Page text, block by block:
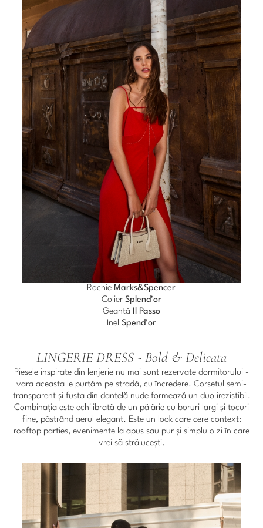
RochieMarks&Spencer
Colier Splend’or
Geantă Il Passo
Inel Spend’or
LINGERIE DRESS - Bold & Delicata
Piesele inspirate din lenjerie nu mai sunt rezervate dormitorului -
vara aceasta le purtăm pe stradă, cu încredere. Corsetul semi-
transparent și fusta din dantelă nude formează un duo irezistibil.
Combinația este echilibrată de un pălărie cu boruri largi și tocuri
fine, păstrând aerul elegant. Este un look care cere context:
rooftop parties, evenimente la apus sau pur și simplu o zi în care
vrei să strălucești.